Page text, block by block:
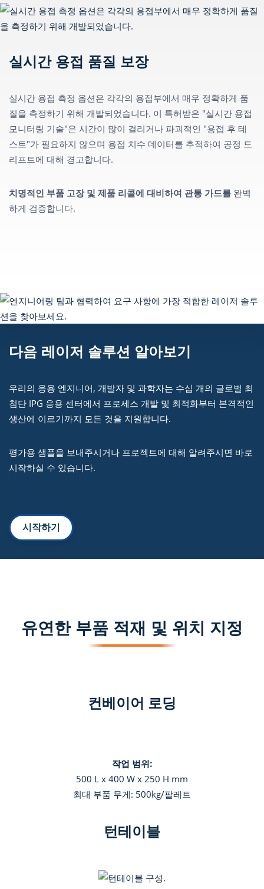
실시간 용접 품질 보장
실시간 용접 측정 옵션은 각각의 용접부에서 매우 정확하게 품
질을 측정하기 위해 개발되었습니다. 이 특허받은 "실시간 용접
모니터링 기술"은 시간이 많이 걸리거나 파괴적인 "용접 후 테
스트"가 필요하지 않으며 용접 치수 데이터를 추적하여 공정 드
리프트에 대해 경고합니다.
치명적인 부품 고장 및 제품 리콜에 대비하여 관통 가드를 완벽
하게 검증합니다.
다음 레이저 솔루션 알아보기
우리의 응용 엔지니어, 개발자 및 과학자는 수십 개의 글로벌 최
첨단 IPG 응용 센터에서 프로세스 개발 및 최적화부터 본격적인
생산에 이르기까지 모든 것을 지원합니다.
평가용 샘플을 보내주시거나 프로젝트에 대해 알려주시면 바로
시작하실 수 있습니다.
시작하기
유연한 부품 적재 및 위치 지정
컨베이어 로딩
작업 범위:
500 L x 400 W x 250 H mm
최대 부품 무게: 500kg/팔레트
턴테이블